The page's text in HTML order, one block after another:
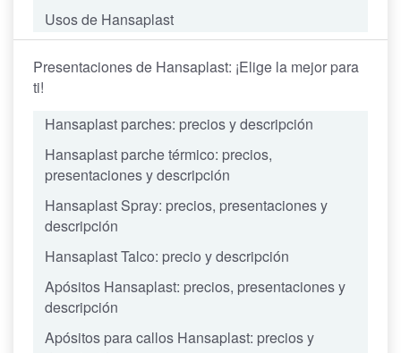
Usos de Hansaplast
Presentaciones de Hansaplast: ¡Elige la mejor para
ti!
Hansaplast parches: precios y descripción
Hansaplast parche térmico: precios,
presentaciones y descripción
Hansaplast Spray: precios, presentaciones y
descripción
Hansaplast Talco: precio y descripción
Apósitos Hansaplast: precios, presentaciones y
descripción
Apósitos para callos Hansaplast: precios y